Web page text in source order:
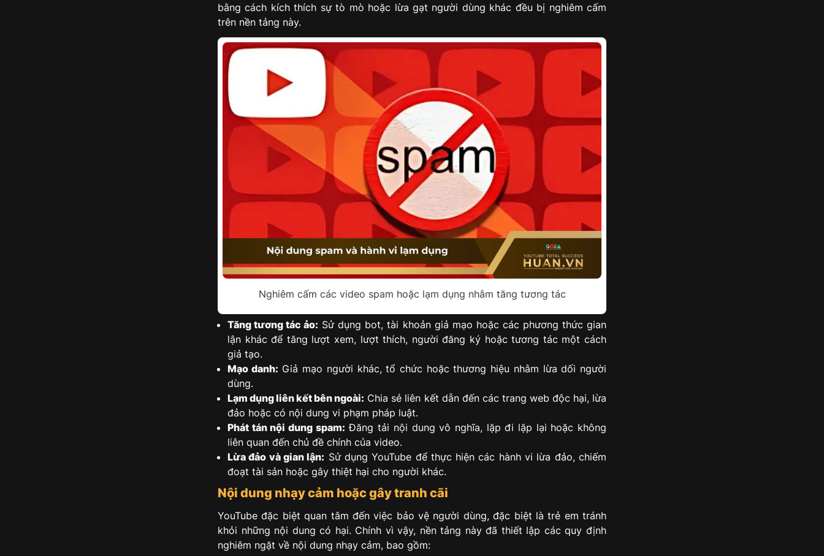
bằng cách kích thích sự tò mò hoặc lừa gạt người dùng khác đều bị nghiêm cấm
trên nền tảng này.
Nghiêm cấm các video spam hoặc lạm dụng nhằm tăng tương tác
Tăng tương tác ảo: Sử dụng bot, tài khoản giả mạo hoặc các phương thức gian
lận khác để tăng lượt xem, lượt thích, người đăng ký hoặc tương tác một cách
giả tạo.
Mạo danh: Giả mạo người khác, tổ chức hoặc thương hiệu nhằm lừa dối người
dùng.
Lạm dụng liên kết bên ngoài: Chia sẻ liên kết dẫn đến các trang web độc hại, lừa
đảo hoặc có nội dung vi phạm pháp luật.
Phát tán nội dung spam: Đăng tải nội dung vô nghĩa, lặp đi lặp lại hoặc không
liên quan đến chủ đề chính của video.
Lừa đảo và gian lận: Sử dụng YouTube để thực hiện các hành vi lừa đảo, chiếm
đoạt tài sản hoặc gây thiệt hại cho người khác.
Nội dung nhạy cảm hoặc gây tranh cãi
YouTube đặc biệt quan tâm đến việc bảo vệ người dùng, đặc biệt là trẻ em tránh
khỏi những nội dung có hại. Chính vì vậy, nền tảng này đã thiết lập các quy định
nghiêm ngặt về nội dung nhạy cảm, bao gồm: